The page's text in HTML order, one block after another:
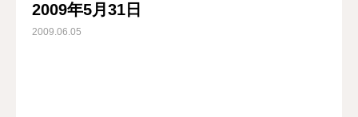
2009年5月31日
2009.06.05
西川口キリスト教会 信仰告白